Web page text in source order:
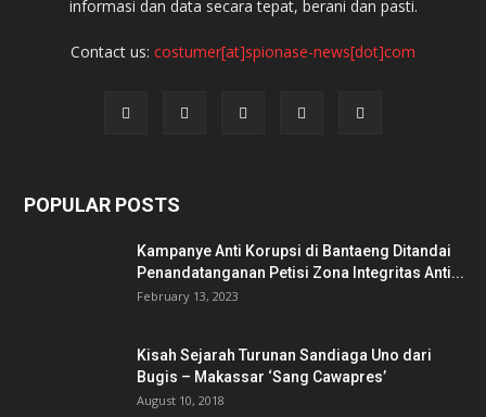
informasi dan data secara tepat, berani dan pasti.
Contact us: costumer[at]spionase-news[dot]com
POPULAR POSTS
Kampanye Anti Korupsi di Bantaeng Ditandai
Penandatanganan Petisi Zona Integritas Anti...
February 13, 2023
Kisah Sejarah Turunan Sandiaga Uno dari
Bugis – Makassar ‘Sang Cawapres’
August 10, 2018